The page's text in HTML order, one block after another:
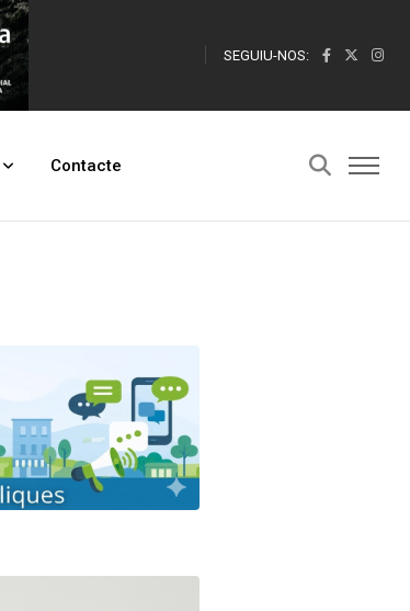
SEGUIU-NOS:
Contacte